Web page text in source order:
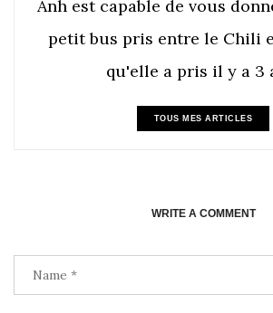
Anh est capable de vous
petit bus pris entre le Chili
qu'elle a pris il y a 3
TOUS MES ARTICLES
WRITE A COMMENT